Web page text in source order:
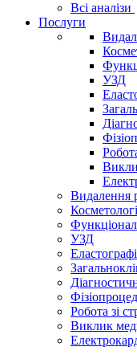
Всі аналізи
Послуги
УЗД
Видалення
УЗД
Робота зі
Виклик